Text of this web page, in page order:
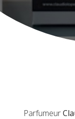
Parfumeur